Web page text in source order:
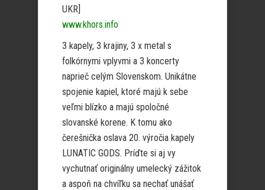
UKR]
www.khors.info
3 kapely, 3 krajiny, 3 x metal s
folkórnymi vplyvmi a 3 koncerty
naprieč celým Slovenskom. Unikátne
spojenie kapiel, ktoré majú k sebe
veľmi blízko a majú spoločné
slovanské korene. K tomu ako
čerešnička oslava 20. výročia kapely
LUNATIC GODS. Príďte si aj vy
vychutnať originálny umelecký zážitok
a aspoň na chvíľku sa nechať unášať